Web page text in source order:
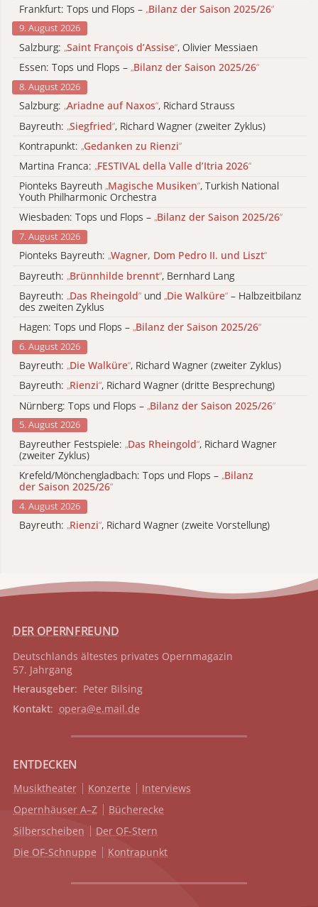
Frankfurt: Tops und Flops – „Bilanz der Saison 2025/26“
9. August 2026
Salzburg: „Saint François d’Assise“, Olivier Messiaen
Essen: Tops und Flops – „Bilanz der Saison 2025/26“
8. August 2026
Salzburg: „Ariadne auf Naxos“, Richard Strauss
Bayreuth: „Siegfried“, Richard Wagner (zweiter Zyklus)
Kontrapunkt: „Gedanken zu Rienzi“
Martina Franca: „FESTIVAL della Valle d’Itria 2026“
Pionteks Bayreuth „Magische Musiken“, Turkish National
Youth Philharmonic Orchestra
Wiesbaden: Tops und Flops – „Bilanz der Saison 2025/26“
7. August 2026
Pionteks Bayreuth: „Wagner, Dom Pedro II. und Liszt“
Bayreuth: „Brünnhilde brennt“, Bernhard Lang
Bayreuth: „Das Rheingold“ und „Die Walküre“ – Halbzeitbilanz
des zweiten Zyklus
Hagen: Tops und Flops – „Bilanz der Saison 2025/26“
6. August 2026
Bayreuth: „Die Walküre“, Richard Wagner (zweiter Zyklus)
Bayreuth: „Rienzi“, Richard Wagner (dritte Besprechung)
Nürnberg: Tops und Flops – „Bilanz der Saison 2025/26“
5. August 2026
Bayreuther Festspiele: „Das Rheingold“, Richard Wagner
(zweiter Zyklus)
Krefeld/Mönchengladbach: Tops und Flops – „Bilanz
der Saison 2025/26“
4. August 2026
Bayreuth: „Rienzi“, Richard Wagner (zweite Vorstellung)
DER OPERNFREUND
Deutschlands ältestes privates Opernmagazin
57. Jahrgang
Herausgeber: Peter Bilsing
Kontakt: opera@e.mail.de
ENTDECKEN
Musiktheater Konzerte
Interviews
Opernhäuser A–Z
Bücherecke
Silberscheiben
Der OF-Stern
Die OF-Schnuppe
Kontrapunkt